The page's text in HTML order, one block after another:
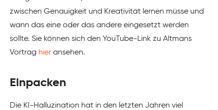
zwischen Genauigkeit und Kreativität lernen müsse und
wann das eine oder das andere eingesetzt werden
sollte. Sie können sich den YouTube-Link zu Altmans
Vortrag hier ansehen.
Einpacken
Die KI-Halluzination hat in den letzten Jahren viel